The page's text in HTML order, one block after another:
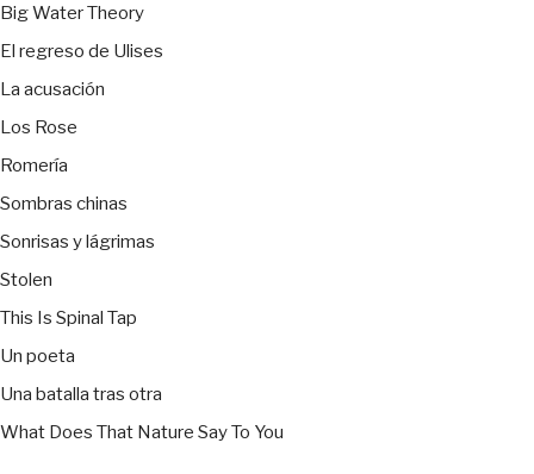
Big Water Theory
El regreso de Ulises
La acusación
Los Rose
Romería
Sombras chinas
Sonrisas y lágrimas
Stolen
This Is Spinal Tap
Un poeta
Una batalla tras otra
What Does That Nature Say To You